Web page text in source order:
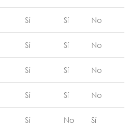
Sí Sí No
Sí Sí No
Sí Sí No
Sí Sí No
Sí No Sí